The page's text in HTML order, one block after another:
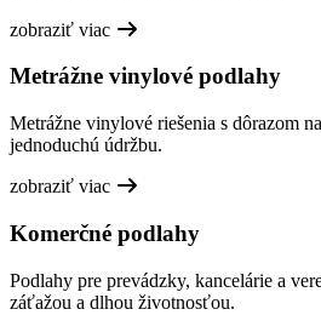
zobraziť viac
Metrážne vinylové podlahy
Metrážne vinylové riešenia s dôrazom
jednoduchú údržbu.
zobraziť viac
Komerčné podlahy
Podlahy pre prevádzky, kancelárie a
záťažou a dlhou životnosťou.